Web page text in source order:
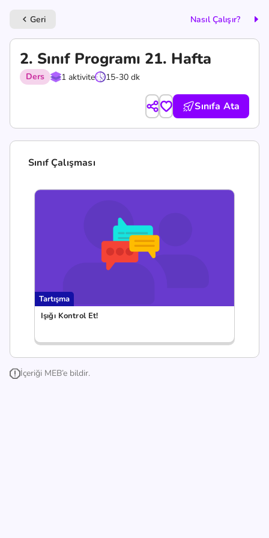
keyboard_arrow_left Geri Nasıl Çalışır?
2. Sınıf Programı 21. Hafta
Ders 1 aktivite 15-30 dk
Sınıfa Ata
Sınıf Çalışması
Tartışma
Işığı Kontrol Et!
İçeriği MEB’e bildir.